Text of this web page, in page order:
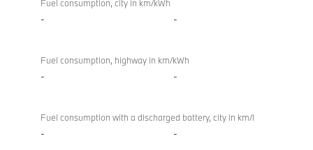
Fuel consumption, city in km/kWh
- -
Fuel consumption, highway in km/kWh
- -
Fuel consumption with a discharged battery, city in km/l
- -